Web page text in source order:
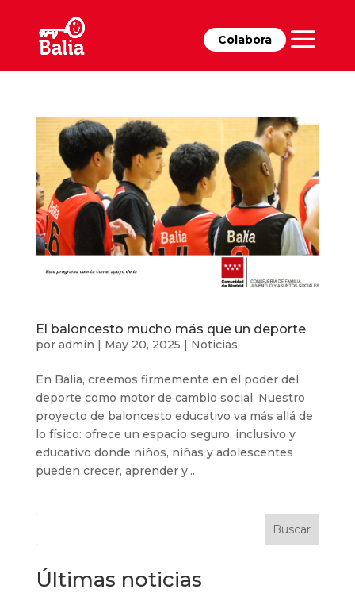
Colabora
El baloncesto mucho más que un deporte
por admin | May 20, 2025 | Noticias
En Balia, creemos firmemente en el poder del
deporte como motor de cambio social. Nuestro
proyecto de baloncesto educativo va más allá de
lo físico: ofrece un espacio seguro, inclusivo y
educativo donde niños, niñas y adolescentes
pueden crecer, aprender y...
Buscar
Últimas noticias